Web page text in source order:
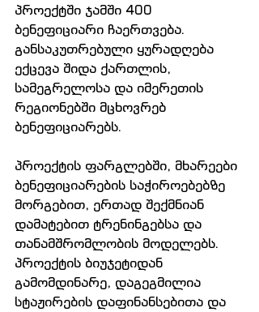
პროექტში ჯამში 400
ბენეფიციარი ჩაერთვება.
განსაკუთრებული ყურადღება
ექცევა შიდა ქართლის,
სამეგრელოსა და იმერეთის
რეგიონებში მცხოვრებ
ბენეფიციარებს.
პროექტის ფარგლებში, მხარეები
ბენეფიციარების საჭიროებებზე
მორგებით, ერთად შექმნიან
დამატებით ტრენინგებსა და
თანამშრომლობის მოდელებს.
პროექტის ბიუჯეტიდან
გამომდინარე, დაგეგმილია
სტაჟირების დაფინანსებითა და